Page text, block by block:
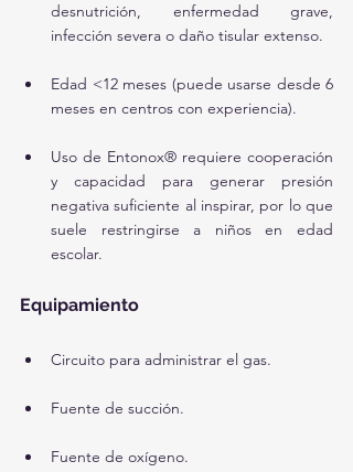
desnutrición, enfermedad grave,
infección severa o daño tisular extenso.
Edad <12 meses (puede usarse desde 6
meses en centros con experiencia).
Uso de Entonox® requiere cooperación
y capacidad para generar presión
negativa suficiente al inspirar, por lo que
suele restringirse a niños en edad
escolar.
Equipamiento
Circuito para administrar el gas.
Fuente de succión.
Fuente de oxígeno.